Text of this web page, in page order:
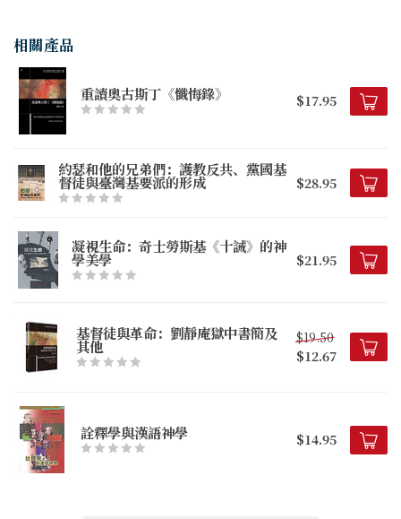
相關產品
重讀奧古斯丁《懺悔錄》 $17.95
約瑟和他的兄弟們：護教反共、黨國基
督徒與臺灣基要派的形成 $28.95
凝視生命：奇士勞斯基《十誡》的神
學美學 $21.95
基督徒與革命：劉靜庵獄中書簡及
其他
$19.50
$12.67
詮釋學與漢語神學 $14.95